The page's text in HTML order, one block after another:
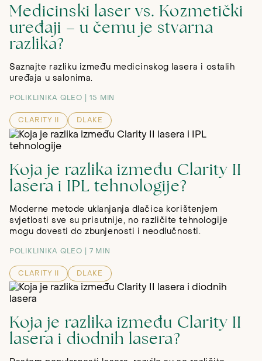
Medicinski laser vs. Kozmetički
uređaji – u čemu je stvarna
razlika?
Saznajte razliku između medicinskog lasera i ostalih
uređaja u salonima.
POLIKLINIKA QLEO 15 MIN
CLARITY II DLAKE
Koja je razlika između Clarity II
lasera i IPL tehnologije?
Moderne metode uklanjanja dlačica korištenjem
svjetlosti sve su prisutnije, no različite tehnologije
mogu dovesti do zbunjenosti i neodlučnosti.
POLIKLINIKA QLEO 7 MIN
CLARITY II DLAKE
Koja je razlika između Clarity II
lasera i diodnih lasera?